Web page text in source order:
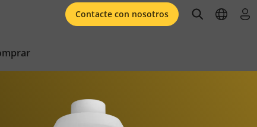
Contacte con nosotros openopen